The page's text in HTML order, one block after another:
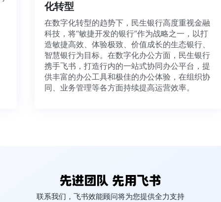
化转型
在数字化转型的趋势下，民生银行高度重视金融
科技，将“敏捷开发的银行”作为战略之一，以打
造敏捷高效、体验极致、价值成长的生态银行、
智慧银行为目标。在数字化办公方面，民生银行
携手飞书，打造行内的一站式协同办公平台，提
供丰富的办公工具和极佳的办公体验，在组织协
同、业务管理等各方面持续提高运营效率。
联系我们，飞书效能顾问将为您提供全力支持